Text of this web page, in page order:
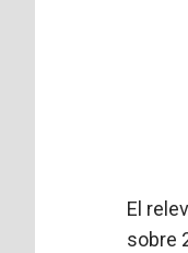
El
sobre